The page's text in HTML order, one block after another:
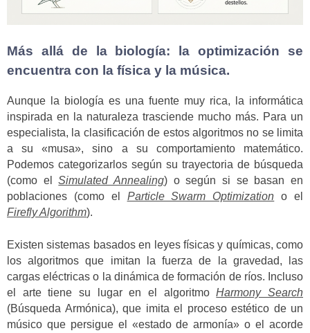
Más allá de la biología: la optimización se
encuentra con la física y la música.
Aunque la biología es una fuente muy rica, la informática
inspirada en la naturaleza trasciende mucho más. Para un
especialista, la clasificación de estos algoritmos no se limita
a su «musa», sino a su comportamiento matemático.
Podemos categorizarlos según su trayectoria de búsqueda
(como elSimulated Annealing) o según si se basan en
poblaciones (como el Particle Swarm Optimization o el
Firefly Algorithm).
Existen sistemas basados en leyes físicas y químicas, como
los algoritmos que imitan la fuerza de la gravedad, las
cargas eléctricas o la dinámica de formación de ríos. Incluso
el arte tiene su lugar en el algoritmoHarmony Search
(Búsqueda Armónica), que imita el proceso estético de un
músico que persigue el «estado de armonía» o el acorde